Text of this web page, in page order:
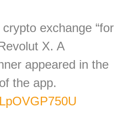
crypto exchange “for
X. A
appeared in the
the app.